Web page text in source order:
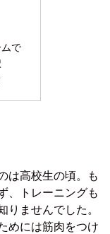
で
は高校生の頃。も
、トレーニングも
りませんでした。
めには筋肉をつけ